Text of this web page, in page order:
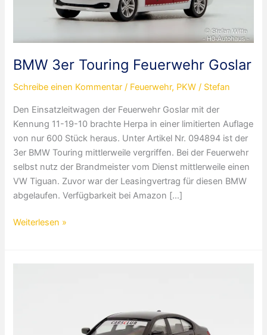
BMW 3er Touring Feuerwehr Goslar
Schreibe einen Kommentar / Feuerwehr, PKW / Stefan
Den Einsatzleitwagen der Feuerwehr Goslar mit der
Kennung 11-19-10 brachte Herpa in einer limitierten Auflage
von nur 600 Stück heraus. Unter Artikel Nr. 094894 ist der
3er BMW Touring mittlerweile vergriffen. Bei der Feuerwehr
selbst nutz der Brandmeister vom Dienst mittlerweile einen
VW Tiguan. Zuvor war der Leasingvertrag für diesen BMW
abgelaufen. Verfügbarkeit bei Amazon […]
BMW
Weiterlesen »